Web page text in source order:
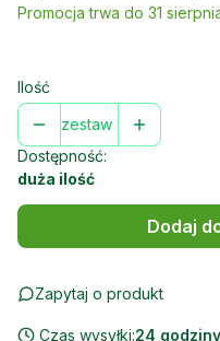
Promocja trwa do 31
Ilość
zestaw
Dostępność:
duża ilość
Dodaj
Zapytaj o produkt
Czas wysyłki:24 godziny